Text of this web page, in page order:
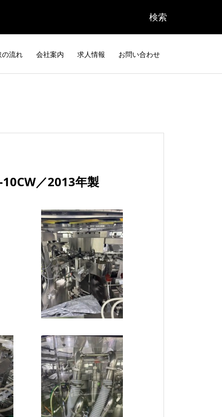
の流れ 会社案内 求人情報 お問い合わせ
／2013年製